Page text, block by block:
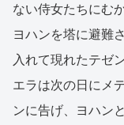
ない侍女たちにむ
ヨハンを塔に避難
入れて現れたテゼ
エラは次の日にメ
ンに告げ、ヨハン